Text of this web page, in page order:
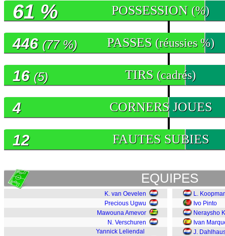
POSSESSION (%)
61 %
PASSES (réussies %)
446 (77 %)
TIRS (cadrés)
16 (5)
CORNERS JOUES
4
FAUTES SUBIES
12
EQUIPES
K. van Oevelen
Precious Ugwu
Mawouna Amevor
N. Verschuren
Yannick Leliendal
L.
Ivo Pinto
Neraysho
Ivan
J.